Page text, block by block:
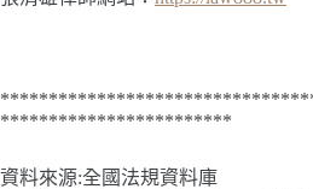
************************
資料來源:全國法規資料庫